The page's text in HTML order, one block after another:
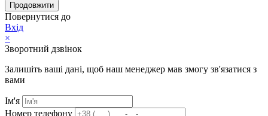
Продовжити
Повернутися до
Вхід
×
Зворотний дзвінок
Залишіть ваші дані, щоб наш менеджер мав змогу зв'язатися з
вами
Ім'я
Номер телефону